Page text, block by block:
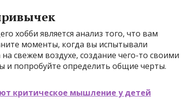
хобби является анализ того, что вам
моменты, когда вы испытывали
свежем воздухе, создание чего-то своими
и попробуйте определить общие черты.
критическое мышление у детей